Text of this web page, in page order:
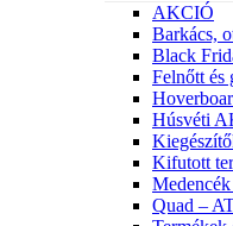
AKCIÓ
Barkács,
Black
Felnőtt és
Húsvéti
Kifutott
Quad –